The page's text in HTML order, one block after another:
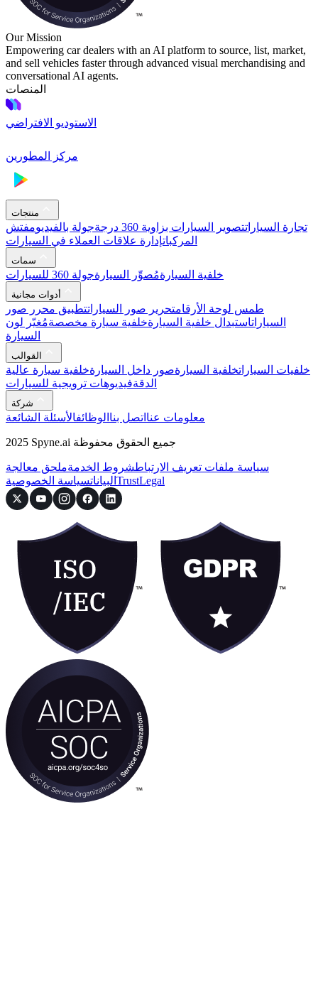
Our Mission
Empowering car dealers with an AI platform to source, list, market,
and sell vehicles faster through advanced visual merchandising and
conversational AI agents.
المنصات
الاستوديو الافتراضي
مركز المطورين
منتجات
تجارة السياراتتصوير السيارات بزاوية 360 درجة جولة بالفيديومفتش
المركباتإدارة علاقات العملاء في السيارات
سمات
خلفية السيارةمُصوِّر السيارةجولة 360 للسيارات
أدوات مجانية
طمس لوحة الأرقامتحرير صور السياراتتطبيق محرر صور
السياراتاستبدال خلفية السيارةخلفية سيارة مخصصةمُغيّر لون
السيارة
القوالب
خلفيات السياراتخلفية السيارةصور داخل السيارةخلفية سيارة عالية
الدقةفيديوهات ترويجية للسيارات
شركة
معلومات عنا اتصل بنا الوظائفالأسئلة الشائعة
2025 Spyne.ai جميع الحقوق محفوظة
سياسة ملفات تعريف الارتباطشروط الخدمةملحق معالجة
البياناتسياسة الخصوصية TrustLegal